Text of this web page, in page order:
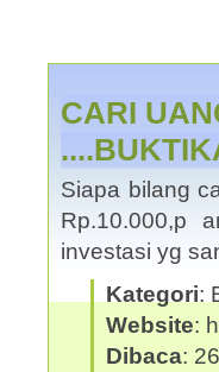
CARI
Siapa bilang
Rp.10.000,p
investasi yg
Kategori:
Website:
Dibaca: